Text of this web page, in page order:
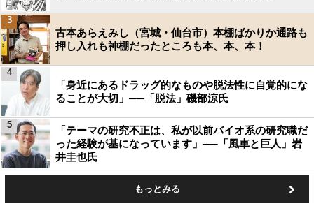
古本あらえみし（宮城・仙台市）本棚ばかりか通路も
押し入れも神棚だったところも本、本、本！
3
「身近にあるドラッグ的なものや脱法性に自覚的にな
ることが大切」──「脱法」磯部涼氏
4
「テーマの研究不正は、私が以前バイオ系の研究職だ
った経験が基になっています」──「風車と巨人」岩
井圭也氏
5
もっとみる